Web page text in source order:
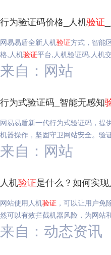
行为验证码价格_人机验证
网易易盾全新人机验证方式，智能
格,人机验证平台,人机验证码,人机
来自：网站
行为式验证码_智能无感知
网易易盾新一代行为式验证码，提
机器操作，坚固守卫网站安全。验
来自：网站
人机验证是什么？如何实
网站使用人机验证 ，可以让用户
然可以有效拦截机器风险，为网站
来自：动态资讯